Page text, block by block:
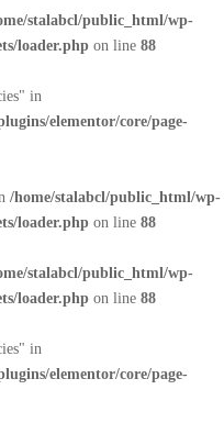
stalabcl/public_html/wp-
loader.php on line 88
in
elementor/core/page-
/home/stalabcl/public_html/wp-
loader.php on line 88
stalabcl/public_html/wp-
loader.php on line 88
in
elementor/core/page-